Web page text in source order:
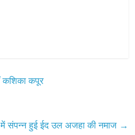
कशिका कपूर
संपन्न हुई ईद उल अजहा की नमाज →